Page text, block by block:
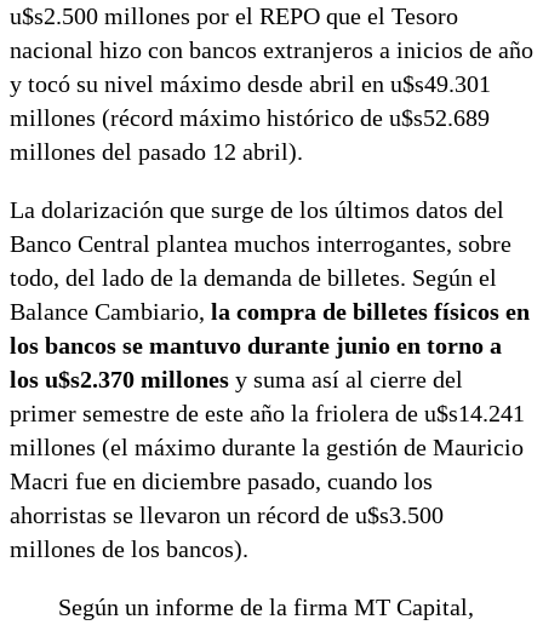
u$s2.500 millones por el REPO que el Tesoro
nacional hizo con bancos extranjeros a inicios de año
y tocó su nivel máximo desde abril en u$s49.301
millones (récord máximo histórico de u$s52.689
millones del pasado 12 abril).
La dolarización que surge de los últimos datos del
Banco Central plantea muchos interrogantes, sobre
todo, del lado de la demanda de billetes. Según el
Balance Cambiario, la compra de billetes físicos en
los bancos se mantuvo durante junio en torno a
los u$s2.370 millones y suma así al cierre del
primer semestre de este año la friolera de u$s14.241
millones (el máximo durante la gestión de Mauricio
Macri fue en diciembre pasado, cuando los
ahorristas se llevaron un récord de u$s3.500
millones de los bancos).
Según un informe de la firma MT Capital,